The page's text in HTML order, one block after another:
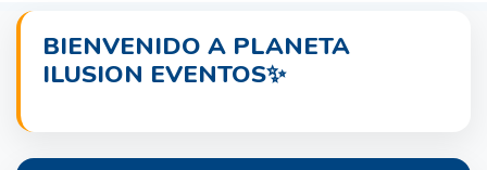
BIENVENIDO A PLANETA
ILUSION EVENTOS✨